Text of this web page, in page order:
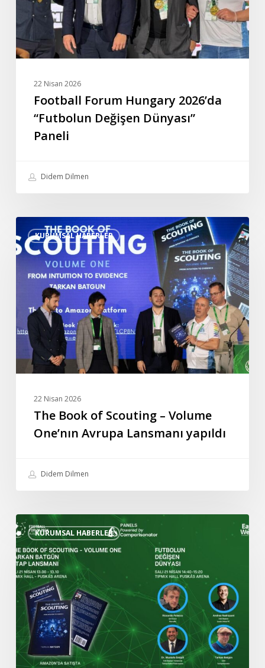
Paneli
22 Nisan 2026
Football Forum Hungary 2026’da
“Futbolun Değişen Dünyası”
Paneli
Didem Dilmen
KURUMSAL HABERLER
Book
of
Scouting
Volume
One’nın
Avrupa
Lansmanı
yapıldı
22 Nisan 2026
The Book of Scouting – Volume
One’nın Avrupa Lansmanı yapıldı
Didem Dilmen
KURUMSAL HABERLER
Macaristan
Futbol
Forumu
2026
The
Book
of
Scouting
Avrupa